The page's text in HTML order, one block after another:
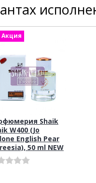
Акция
Shaik
W400 (Jo
English Pear
50 ml NEW